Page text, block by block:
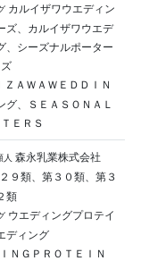
カルイザワウエディン
ズ、カルイザワウエデ
、シーズナルポーター
ズ
ＡＷＡＷＥＤＤＩＮ
グ、ＳＥＡＳＯＮＡＬ
ＥＲＳ
森永乳業株式会社
９類、第３０類、第３
類
ウエディングプロテイ
ディング
ＮＧＰＲＯＴＥＩＮ